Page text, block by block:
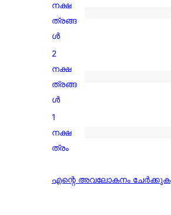
0
3-
star
reviews
നക്ഷ
ത്രങ്ങ
ൾ
0
2-
star
reviews
2
നക്ഷ
ത്രങ്ങ
ൾ
0
1-
reviews
1
നക്ഷ
ത്രം
എന്റെ അവലോകനം ചേർക്കുക